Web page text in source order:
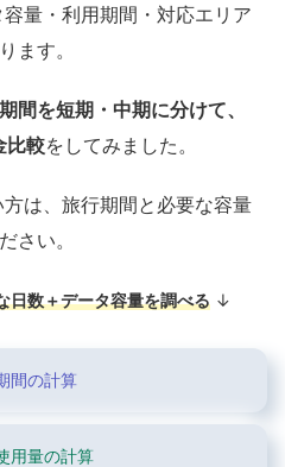
量・利用期間・対応エリア
ます。
間を短期・中期に分けて、
比較をしてみました。
は、旅行期間と必要な容量
さい。
日数＋データ容量を調べる ↓
間の計算
用量の計算